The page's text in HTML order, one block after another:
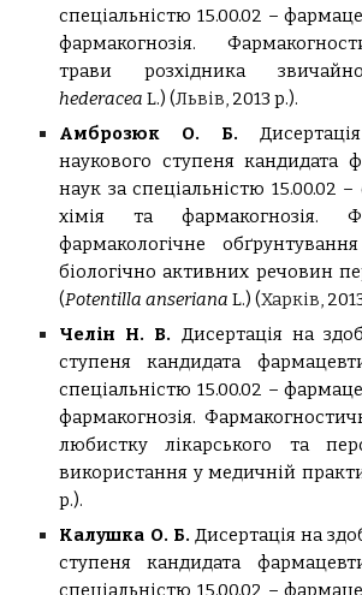
спеціальністю 15.00.02 –
фармакогнозія.
трави розхідника
hederacea L.) (Львів, 2013 р.).
Амброзюк О. Б.
наукового ступеня кандидата
наук за спеціальністю 15.00.02
хімія та фармакогнозія.
фармакологічне
біологічно активних речовин
(Potentilla anserianaL.) (Харків,
Челін Н. В. Дисертація на
ступеня кандидата
спеціальністю 15.00.02 –
фармакогнозія.
любистку лікарського та
використання у медичній
р.).
Калушка О. Б. Дисертація на
ступеня кандидата
спеціальністю 15.00.02 –